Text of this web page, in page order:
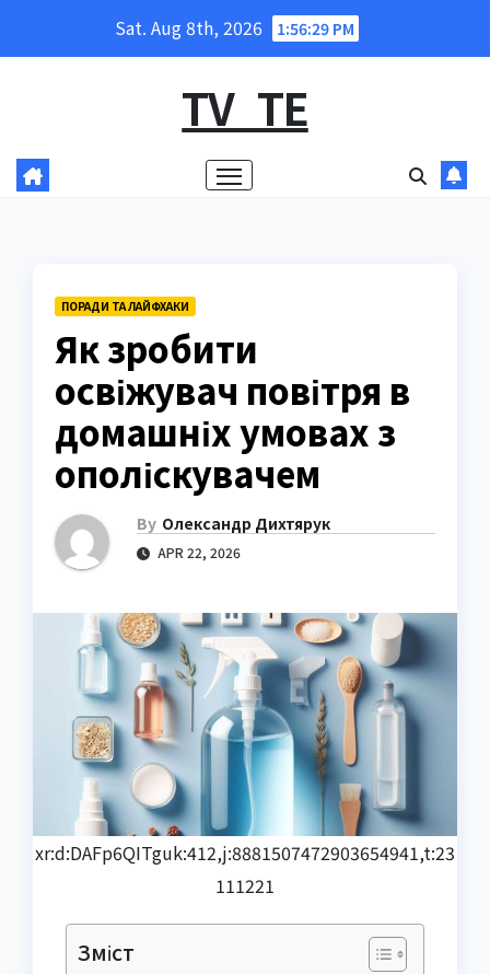
Sat. Aug 8th, 2026 1:56:30 PM
TV_TE
ПОРАДИ ТА ЛАЙФХАКИ
Як зробити
освіжувач повітря в
домашніх умовах з
ополіскувачем
By Олександр Дихтярук
APR 22, 2026
xr:d:DAFp6QITguk:412,j:8881507472903654941,t:23
111221
Зміст